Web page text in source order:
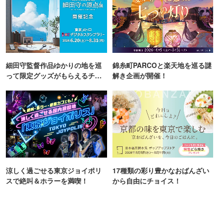
細田守監督作品ゆかりの地を巡
って限定グッズがもらえるチャ
錦糸町PARCOと楽天地を巡る謎
解き企画が開催！
涼しく過ごせる東京ジョイポリ
スで絶叫＆ホラーを満喫！
17種類の彩り豊かなおばんざい
から自由にチョイス！